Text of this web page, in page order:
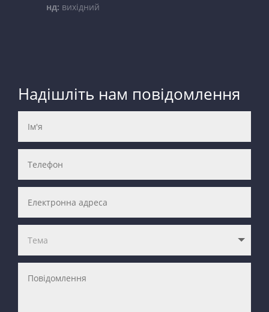
нд: вихідний
Надішліть нам повідомлення